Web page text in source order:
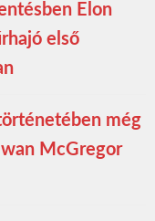
Elon
első
még
McGregor